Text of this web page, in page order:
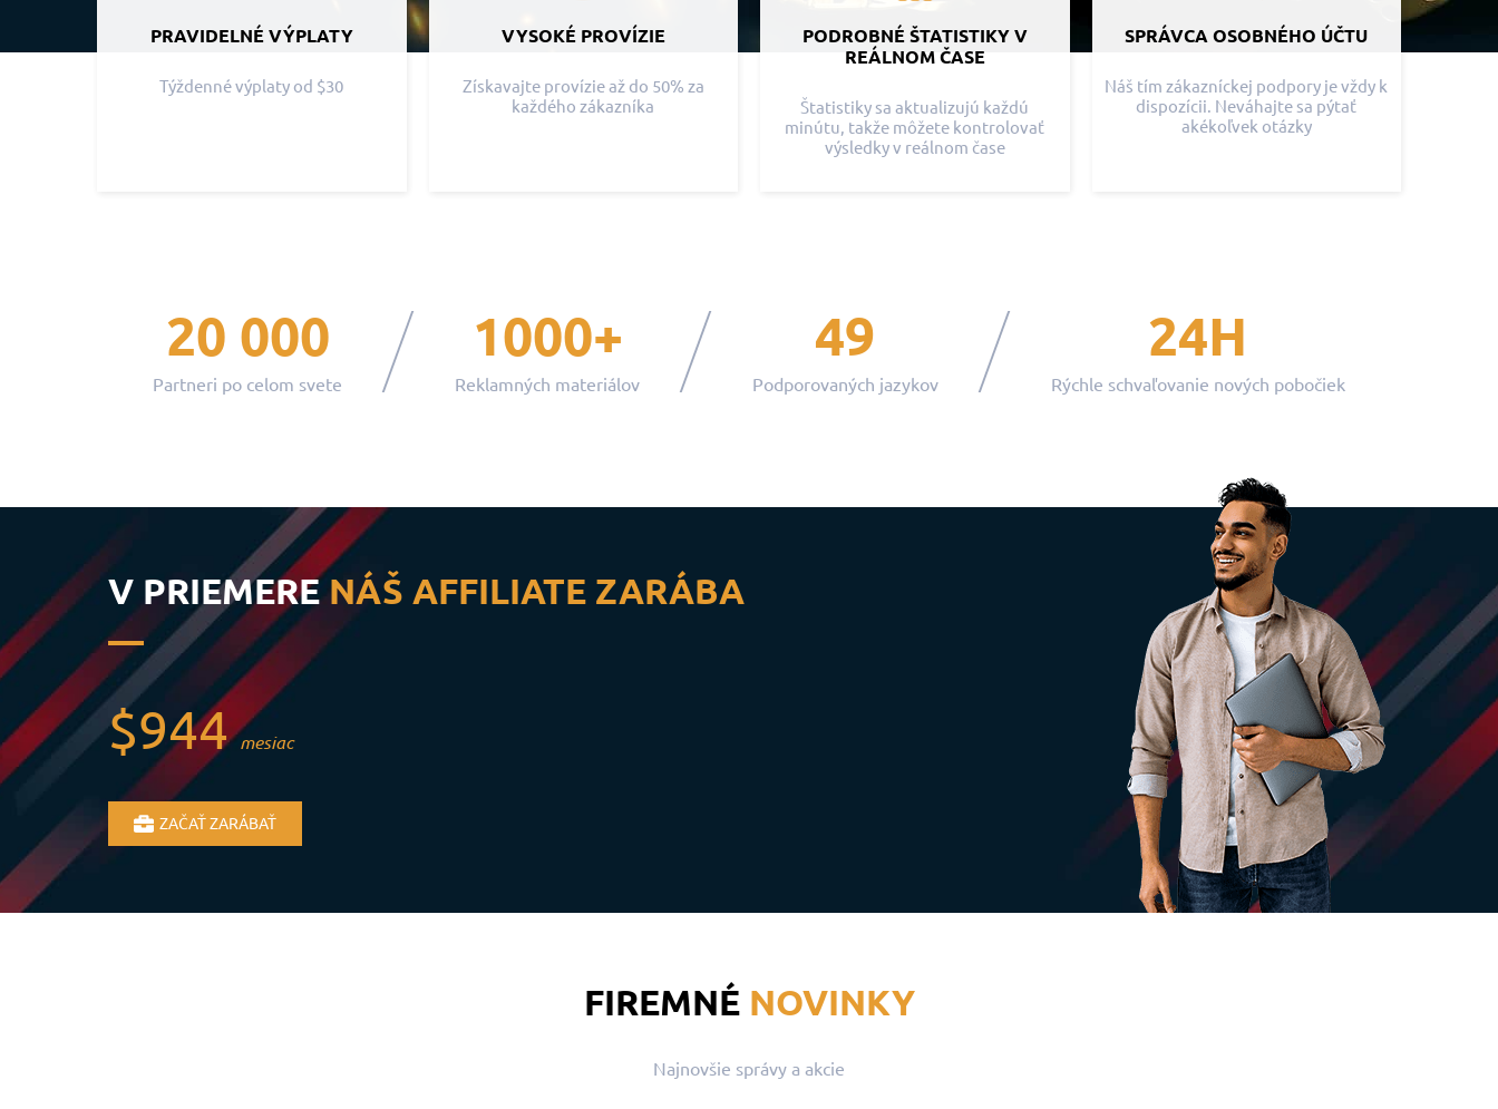
PRAVIDELNÉ VÝPLATY
Týždenné výplaty od $30
VYSOKÉ PROVÍZIE
Získavajte provízie až do 50% za
každého zákazníka
PODROBNÉ ŠTATISTIKY V
REÁLNOM ČASE
Štatistiky sa aktualizujú každú
minútu, takže môžete kontrolovať
výsledky v reálnom čase
SPRÁVCA OSOBNÉHO ÚČTU
Náš tím zákazníckej podpory je vždy k
dispozícii. Neváhajte sa pýtať
akékoľvek otázky
20 000
Partneri po celom svete
1000+
Reklamných materiálov
49
Podporovaných jazykov
24H
Rýchle schvaľovanie nových pobočiek
V PRIEMERENÁŠ AFFILIATE ZARÁBA
$944 mesiac
ZAČAŤ ZARÁBAŤ
FIREMNÉNOVINKY
Najnovšie správy a akcie